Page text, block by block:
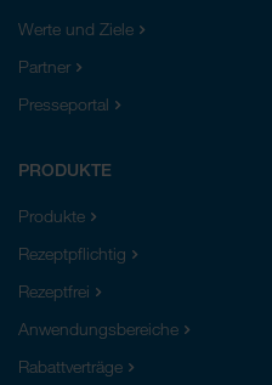
Werte und Ziele
Partner
Presseportal
PRODUKTE
Produkte
Rezeptpflichtig
Rezeptfrei
Anwendungsbereiche
Rabattverträge